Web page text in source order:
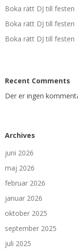
Boka rätt DJ till festen
Boka rätt DJ till festen
Boka rätt DJ till festen
Recent Comments
Der er ingen
Archives
juni 2026
maj 2026
februar 2026
januar 2026
oktober 2025
september 2025
juli 2025